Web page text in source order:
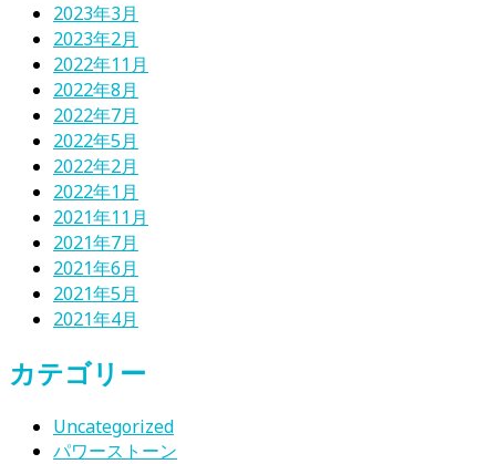
2023年3月
2023年2月
2022年11月
2022年8月
2022年7月
2022年5月
2022年2月
2022年1月
2021年11月
2021年7月
2021年6月
2021年5月
2021年4月
カテゴリー
Uncategorized
パワーストーン